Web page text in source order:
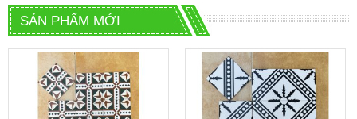
SẢN PHẨM MỚI